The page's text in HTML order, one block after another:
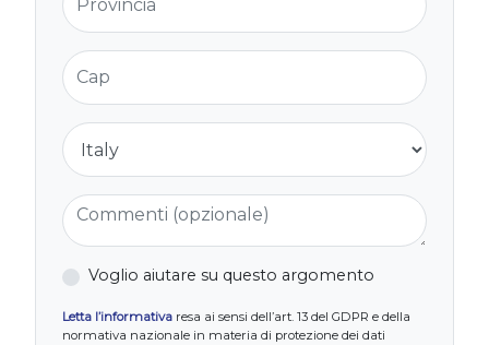
Cap
Nazione
Commenti (opzionale)
Voglio aiutare su questo argomento
Letta l’informativa resa ai sensi dell’art. 13 del GDPR e della
normativa nazionale in materia di protezione dei dati